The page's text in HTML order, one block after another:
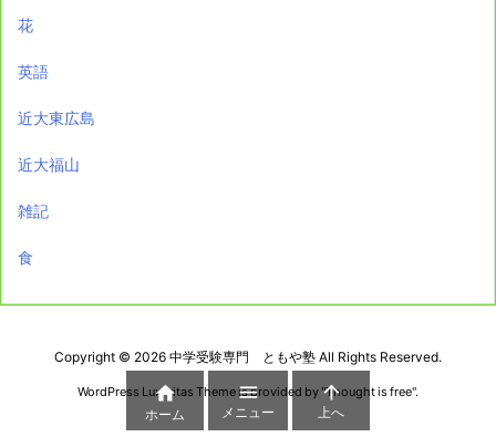
花
英語
近大東広島
近大福山
雑記
食
Copyright © 2026 中学受験専門 ともや塾 All Rights Reserved.
WordPress Luxeritas Theme is provided by "Thought is free".

ホーム

メニュー

上へ